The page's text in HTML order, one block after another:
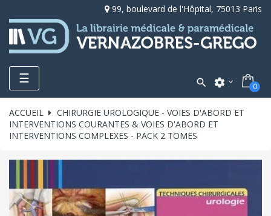
99, boulevard de l'Hôpital, 75013 Paris
Toggle
navigation
☰  settings 0
ACCUEIL
CHIRURGIE UROLOGIQUE - VOIES D'ABORD ET
INTERVENTIONS COURANTES & VOIES D'ABORD ET
INTERVENTIONS COMPLEXES - PACK 2 TOMES